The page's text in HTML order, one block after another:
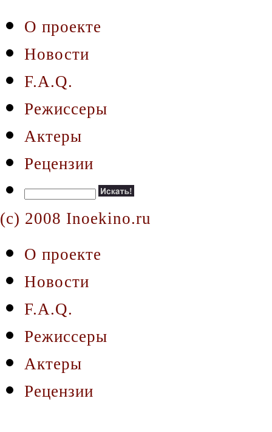
О проекте
Новости
F.A.Q.
Режиссеры
Актеры
Рецензии
(c) 2008 Inoekino.ru
О проекте
Новости
F.A.Q.
Режиссеры
Актеры
Рецензии